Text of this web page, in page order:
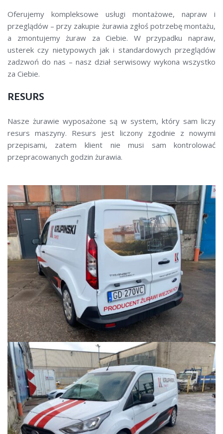
Oferujemy kompleksowe usługi montażowe, napraw i
przeglądów – przy zakupie żurawia zgłoś potrzebę montażu,
a zmontujemy żuraw za Ciebie. W przypadku napraw,
usterek czy nietypowych jak i standardowych przeglądów
zadzwoń do nas – nasz dział serwisowy wykona wszystko
za Ciebie.
RESURS
Nasze żurawie wyposażone są w system, który sam liczy
resurs maszyny. Resurs jest liczony zgodnie z nowymi
przepisami, zatem klient nie musi sam kontrolować
przepracowanych godzin żurawia.